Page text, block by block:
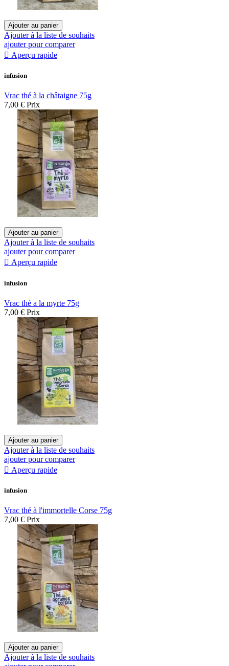
Ajouter au panier
Ajouter à la liste de souhaits
ajouter pour comparer
 Aperçu rapide
infusion
Vrac thé à la châtaigne 75g
7,00 € Prix
Ajouter au panier
Ajouter à la liste de souhaits
ajouter pour comparer
 Aperçu rapide
infusion
Vrac thé a la myrte 75g
7,00 € Prix
Ajouter au panier
Ajouter à la liste de souhaits
ajouter pour comparer
 Aperçu rapide
infusion
Vrac thé à l'immortelle Corse 75g
7,00 € Prix
Ajouter au panier
Ajouter à la liste de souhaits